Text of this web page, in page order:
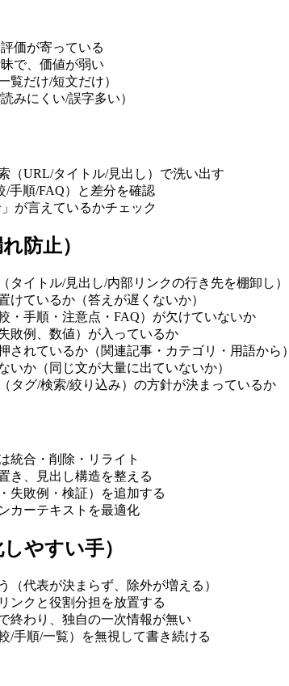
価が寄っている
で、価値が弱い
覧だけ/短文だけ）
みにくい/誤字多い）
（URL/タイトル/見出し）で洗い出す
/手順/FAQ）と差分を確認
が言えているかチェック
防止）
タイトル/見出し/内部リンクの行き先を棚卸し）
けているか（答えが遅くないか）
・手順・注意点・FAQ）が欠けていないか
敗例、数値）が入っているか
されているか（関連記事・カテゴリ・用語から）
いか（同じ文が大量に出ていないか）
タグ/検索/絞り込み）の方針が決まっているか
統合・削除・リライト
き、見出し構造を整える
失敗例・検証）を追加する
カーテキストを最適化
やすい手）
（代表が決まらず、除外が増える）
ンクと役割分担を放置する
終わり、独自の一次情報が無い
/手順/一覧）を無視して書き続ける